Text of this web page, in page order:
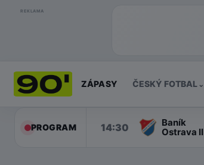
REKLAMA
ZÁPASY ČESKÝ FOTBAL ⌄
PROGRAM 14:30
Baník
Ostrava II